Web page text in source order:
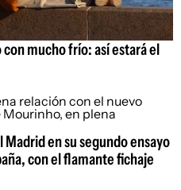
mucho frío: así estará el
Madrid en su segundo ensayo
con el flamante fichaje